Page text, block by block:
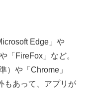
Edge」や
「FireFox」など。
）や「Chrome」
もあって、アプリが